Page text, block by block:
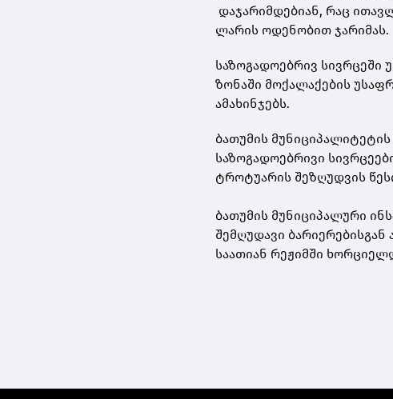
დაჯარიმდებიან, რაც
ლარის ოდენობით ჯარიმას.
საზოგადოებრივ
ზონაში მოქალაქების
ამახინჯებს.
ბათუმის
საზოგადოებრივი
ტროტუარის შეზღუდვის
ბათუმის მუნიციპალური
შემღუდავი
საათიან რეჟიმში